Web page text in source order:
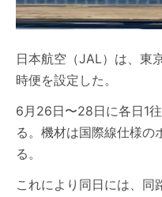
日本航空（JAL）は、東
時便を設定した。
6月26日〜28日に各日1
る。機材は国際線仕様
る。
これにより同日には、同